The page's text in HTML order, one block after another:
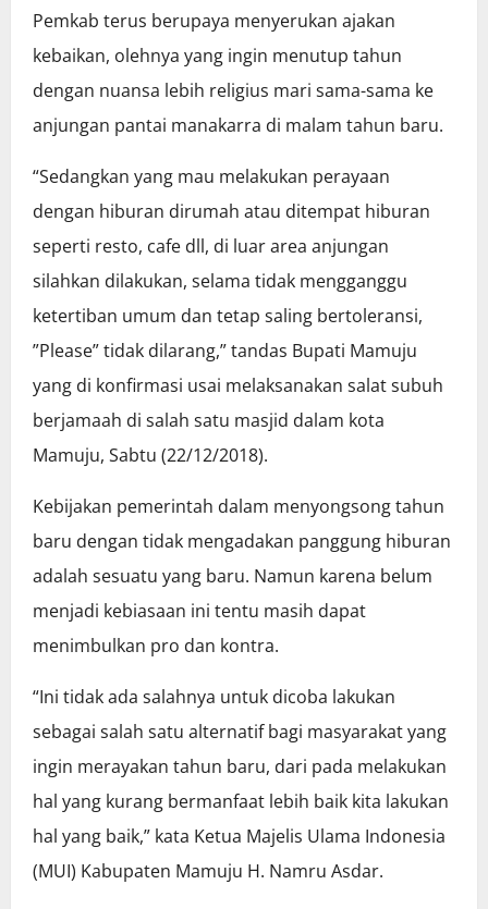
Pemkab terus berupaya menyerukan ajakan
kebaikan, olehnya yang ingin menutup tahun
dengan nuansa lebih religius mari sama-sama ke
anjungan pantai manakarra di malam tahun baru.
“Sedangkan yang mau melakukan perayaan
dengan hiburan dirumah atau ditempat hiburan
seperti resto, cafe dll, di luar area anjungan
silahkan dilakukan, selama tidak mengganggu
ketertiban umum dan tetap saling bertoleransi,
”Please” tidak dilarang,” tandas Bupati Mamuju
yang di konfirmasi usai melaksanakan salat subuh
berjamaah di salah satu masjid dalam kota
Mamuju, Sabtu (22/12/2018).
Kebijakan pemerintah dalam menyongsong tahun
baru dengan tidak mengadakan panggung hiburan
adalah sesuatu yang baru. Namun karena belum
menjadi kebiasaan ini tentu masih dapat
menimbulkan pro dan kontra.
“Ini tidak ada salahnya untuk dicoba lakukan
sebagai salah satu alternatif bagi masyarakat yang
ingin merayakan tahun baru, dari pada melakukan
hal yang kurang bermanfaat lebih baik kita lakukan
hal yang baik,” kata Ketua Majelis Ulama Indonesia
(MUI) Kabupaten Mamuju H. Namru Asdar.